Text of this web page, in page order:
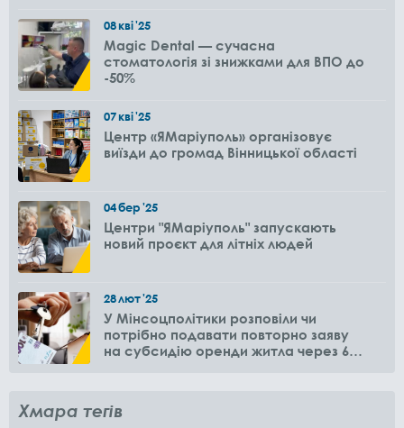
08кві'25
Magic Dental — сучасна
стоматологія зі знижками для ВПО до
-50%
07кві'25
Центр «ЯМаріуполь» організовує
виїзди до громад Вінницької області
04бер'25
Центри "ЯМаріуполь" запускають
новий проєкт для літніх людей
28лют'25
У Мінсоцполітики розповіли чи
потрібно подавати повторно заяву
на субсидію оренди житла через 6
Хмара тегів